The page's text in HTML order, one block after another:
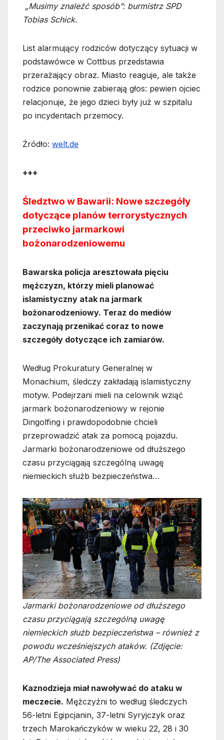
„Musimy znaleźć sposób”: burmistrz SPD
Tobias Schick.
List alarmujący rodziców dotyczący sytuacji w
podstawówce w Cottbus przedstawia
przerażający obraz. Miasto reaguje, ale także
rodzice ponownie zabierają głos: pewien ojciec
relacjonuje, że jego dzieci były już w szpitalu
po incydentach przemocy.
Źródło: welt.de
+++
Śledztwo w Bawarii: Nowe szczegóły
dotyczące planów terrorystycznych
przeciwko jarmarkowi
bożonarodzeniowemu
Bawarska policja aresztowała pięciu
mężczyzn, którzy mieli planować
islamistyczny atak na jarmark
bożonarodzeniowy. Teraz do mediów
zaczynają przenikać coraz to nowe
szczegóły dotyczące ich zamiarów.
Według Prokuratury Generalnej w
Monachium, śledczy zakładają islamistyczny
motyw. Podejrzani mieli na celownik wziąć
jarmark bożonarodzeniowy w rejonie
Dingolfing i prawdopodobnie chcieli
przeprowadzić atak za pomocą pojazdu.
Jarmarki bożonarodzeniowe od dłuższego
czasu przyciągają szczególną uwagę
niemieckich służb bezpieczeństwa…
Jarmarki bożonarodzeniowe od dłuższego
czasu przyciągają szczególną uwagę
niemieckich służb bezpieczeństwa – również z
powodu wcześniejszych ataków. (Zdjęcie:
AP/The Associated Press)
Kaznodzieja miał nawoływać do ataku w
meczecie. Mężczyźni to według śledczych
56-letni Egipcjanin, 37-letni Syryjczyk oraz
trzech Marokańczyków w wieku 22, 28 i 30